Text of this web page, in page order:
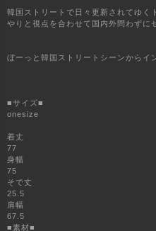
韓国ストリートで日々更新されてゆく
やりと視点を合わせて国内外問わずに
ぼーっと韓国ストリートシーンからイ
■サイズ■
onesize
着丈
77
身幅
75
そで丈
25.5
肩幅
67.5
■素材■